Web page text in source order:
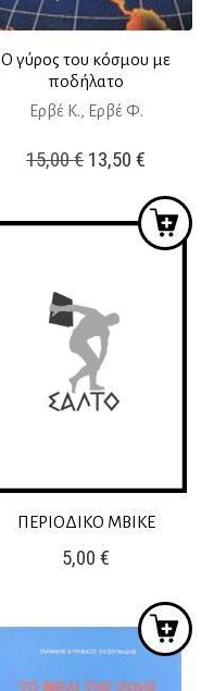
Ο γύρος του κόσμου με
ποδήλατο
Ερβέ Κ., Ερβέ Φ.
15,00€ Original
was:
15,00 €.
13,50€
τιμή
είναι:
ΠΕΡΙΟΔΙΚΟ MBIKE
5,00€